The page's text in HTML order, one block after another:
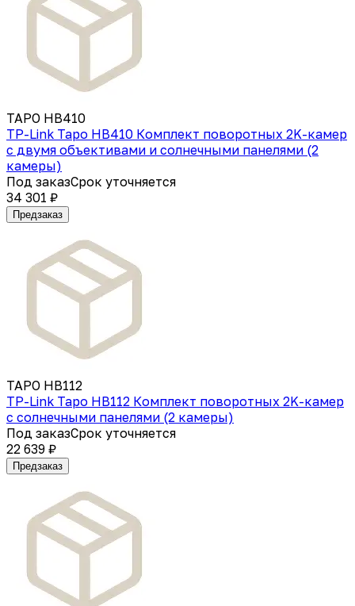
TAPO HB410
TP-Link Tapo HB410 Комплект поворотных 2K-камер
с двумя объективами и солнечными панелями (2
камеры)
Под заказСрок уточняется
34 301 ₽
Предзаказ
TAPO HB112
TP-Link Tapo HB112 Комплект поворотных 2K-камер
с солнечными панелями (2 камеры)
Под заказСрок уточняется
22 639 ₽
Предзаказ